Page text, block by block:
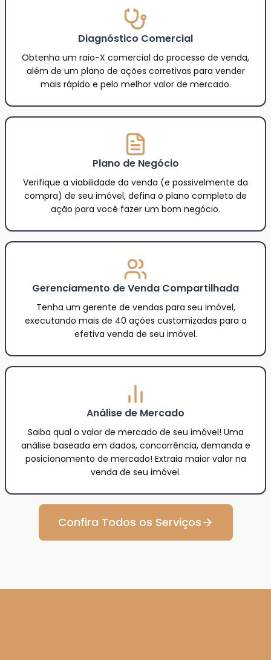
Diagnóstico Comercial
Obtenha um raio-X comercial do processo de venda,
além de um plano de ações corretivas para vender
mais rápido e pelo melhor valor de mercado.
Plano de Negócio
Verifique a viabilidade da venda (e possivelmente da
compra) de seu imóvel, defina o plano completo de
ação para você fazer um bom negócio.
Gerenciamento de Venda Compartilhada
Tenha um gerente de vendas para seu imóvel,
executando mais de 40 ações customizadas para a
efetiva venda de seu imóvel.
Análise de Mercado
Saiba qual o valor de mercado de seu imóvel! Uma
análise baseada em dados, concorrência, demanda e
posicionamento de mercado! Extraia maior valor na
venda de seu imóvel.
Confira Todos os Serviços